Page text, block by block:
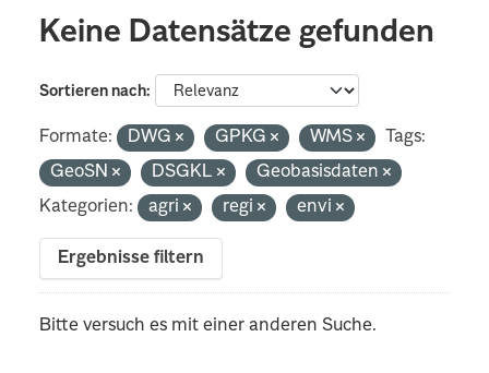
Keine Datensätze gefunden
Sortieren nach
Formate: DWG GPKG WMS
Tags:
GeoSN
DSGKL
Geobasisdaten
Kategorien:
agri regi envi
Ergebnisse filtern
Bitte versuch es mit einer anderen Suche.